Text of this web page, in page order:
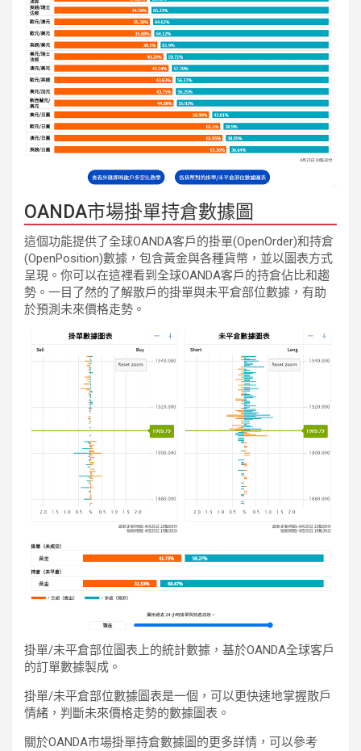
OANDA市場掛單持倉數據圖
這個功能提供了全球OANDA客戶的掛單(OpenOrder)和持倉
(OpenPosition)數據，包含黃金與各種貨幣，並以圖表方式
呈現。你可以在這裡看到全球OANDA客戶的持倉佔比和趨
勢。一目了然的了解散戶的掛單與未平倉部位數據，有助
於預測未來價格走勢。
掛單/未平倉部位圖表上的統計數據，基於OANDA全球客戶
的訂單數據製成。
掛單/未平倉部位數據圖表是一個，可以更快速地掌握散戶
情緒，判斷未來價格走勢的數據圖表。
關於OANDA市場掛單持倉數據圖的更多詳情，可以參考